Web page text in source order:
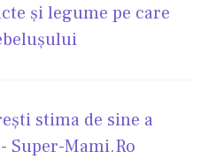
și legume pe care
stima de sine a
Super-Mami.Ro